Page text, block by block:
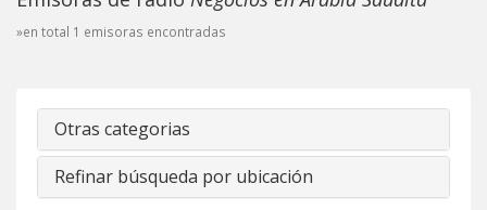
»en total 1 emisoras encontradas
Otras categorias
Refinar búsqueda por ubicación